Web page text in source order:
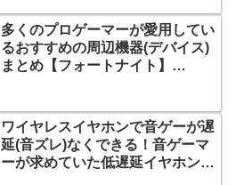
多くのプロゲーマーが愛用してい
るおすすめの周辺機器(デバイス)
まとめ【フォートナイト】
ワイヤレスイヤホンで音ゲーが遅
延(音ズレ)なくできる！音ゲーマ
ーが求めていた低遅延イヤホンの